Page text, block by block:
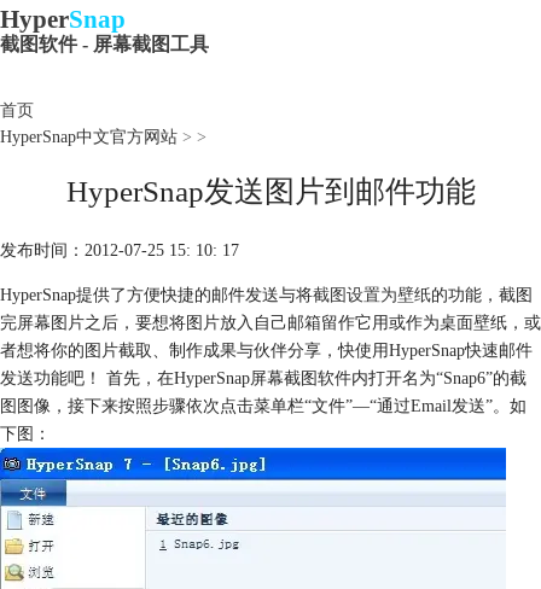
HyperSnap
截图软件 - 屏幕截图工具
首页
HyperSnap中文官方网站 > >
HyperSnap发送图片到邮件功能
发布时间：2012-07-25 15: 10: 17
HyperSnap提供了方便快捷的邮件发送与将截图设置为壁纸的功能，截图
完屏幕图片之后，要想将图片放入自己邮箱留作它用或作为桌面壁纸，或
者想将你的图片截取、制作成果与伙伴分享，快使用HyperSnap快速邮件
发送功能吧！ 首先，在HyperSnap屏幕截图软件内打开名为“Snap6”的截
图图像，接下来按照步骤依次点击菜单栏“文件”—“通过Email发送”。如
下图：